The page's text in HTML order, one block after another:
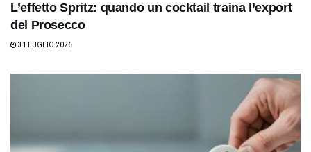
L’effetto Spritz: quando un cocktail traina l’export
del Prosecco
31 LUGLIO 2026